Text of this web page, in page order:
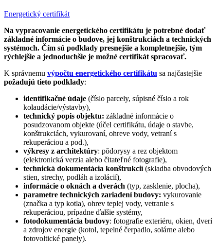
Energetický certifikát
Na vypracovanie energetického certifikátu je potrebné dodať
základné informácie o budove, jej konštrukciách a technických
systémoch. Čím sú podklady presnejšie a kompletnejšie, tým
rýchlejšie a jednoduchšie je možné certifikát spracovať.
K správnemu výpočtu energetického certifikátu sa najčastejšie
požadujú tieto podklady:
identifikačné údaje (číslo parcely, súpisné číslo a rok
kolaudácie/výstavby),
technický popis objektu: základné informácie o
posudzovanom objekte (účel certifikátu, údaje o stavbe,
konštrukciách, vykurovaní, ohreve vody, vetraní s
rekuperáciou a pod.),
výkresy z architektúry: pôdorysy a rez objektom
(elektronická verzia alebo čitateľné fotografie),
technická dokumentácia konštrukcií(skladba obvodových
stien, strechy, podláh a izolácií),
informácie o oknách a dverách (typ, zasklenie, plocha),
parametre technických zariadení budovy: vykurovanie
(značka a typ kotla), ohrev teplej vody, vetranie s
rekuperáciou, prípadne ďalšie systémy,
fotodokumentácia budovy: fotografie exteriéru, okien, dverí
a zdrojov energie (kotol, tepelné čerpadlo, solárne alebo
fotovoltické panely).